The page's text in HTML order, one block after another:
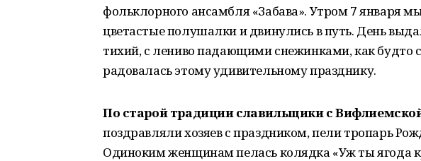
фольклорного ансамбля «Забава». Утром 7 января
цветастые полушалки и двинулись в путь. День
тихий, с лениво падающими снежинками, как будто
радовалась этому удивительному празднику.
По старой традиции славильщики с
поздравляли хозяев с праздником, пели тропарь
Одиноким женщинам пелась колядка «Уж ты ягода